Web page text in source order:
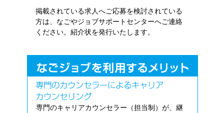
掲載されている求人へご応募を検討されている
方は、なごやジョブサポートセンターへご連絡
ください。紹介状を発行いたします。
専門のキャリアカウンセラー（担当制）が、継